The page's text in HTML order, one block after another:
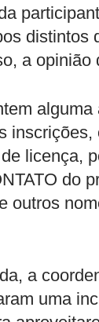
distintos
a
licença,
do
outros
a
uma